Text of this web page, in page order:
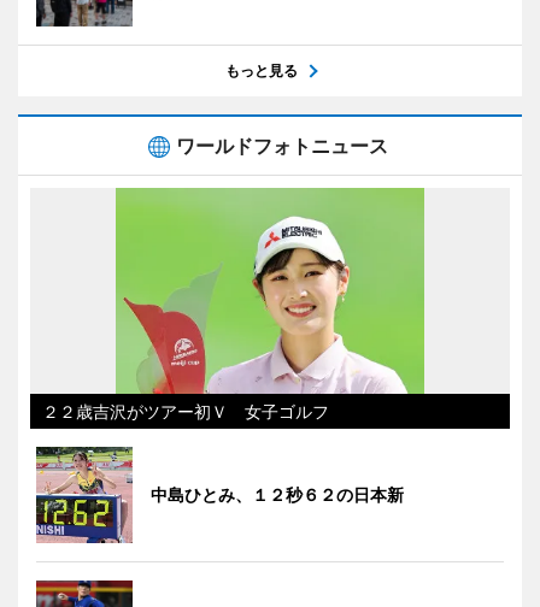
もっと見る
ワールドフォトニュース
２２歳吉沢がツアー初Ｖ 女子ゴルフ
中島ひとみ、１２秒６２の日本新